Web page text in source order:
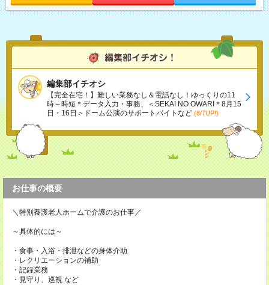
編集部イチオシ
【完全在宅！】難しい業務なし＆電話なし！ゆっくりの11
時～時短＊データ入力・事務、＜SEKAI NO OWARI＊8月15
日・16日＞ドーム公演のサポートバイトなど (8/7UP!)
お仕事の概要
＼特別養護老人ホームで介護のお仕事／
～具体的には～
・食事・入浴・排泄などの身体介助
・レクリエーションの補助
・記録業務
・見守り、巡視 など